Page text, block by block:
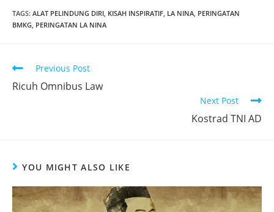
TAGS: ALAT PELINDUNG DIRI KISAH INSPIRATIF LA NINA PERINGATAN
BMKG PERINGATAN LA NINA
Read
articles
Previous Post
Ricuh Omnibus Law
Next Post
Kostrad TNI AD
YOU MIGHT ALSO LIKE